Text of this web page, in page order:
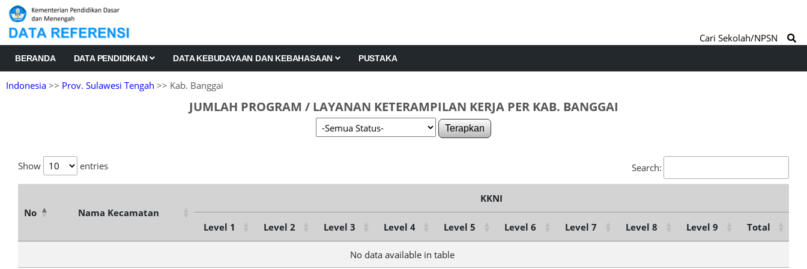
BERANDA DATA PENDIDIKAN DATA KEBUDAYAAN DAN KEBAHASAAN PUSTAKA
Cari Sekolah/NPSN
Indonesia >> Prov. Sulawesi Tengah >> Kab. Banggai
JUMLAH PROGRAM / LAYANAN KETERAMPILAN KERJA PER KAB. BANGGAI
Terapkan
Show entries Search:
No Nama Kecamatan
KKNI
Level 1 Level 2 Level 3 Level 4 Level 5 Level 6 Level 7 Level 8 Level 9 Total
No data available in table